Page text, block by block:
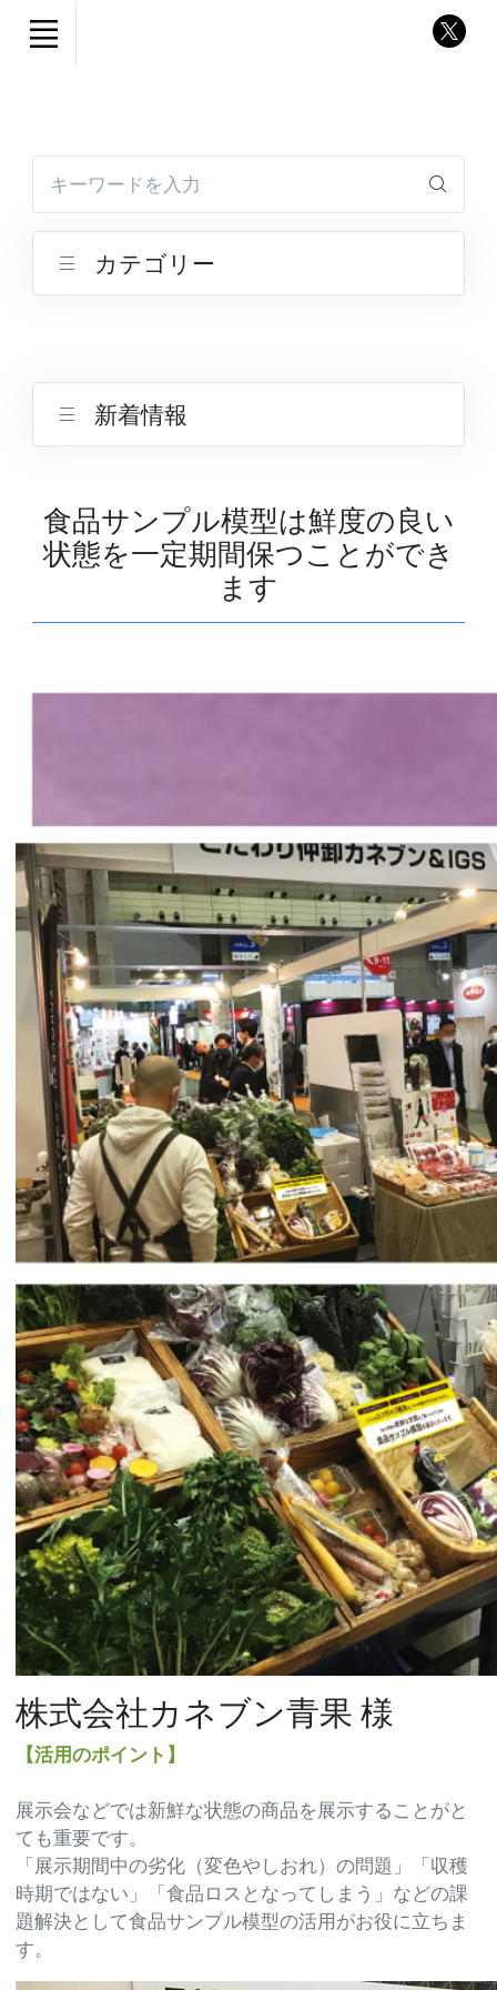
食品サンプル模型は鮮度の良い
状態を一定期間保つことができ
ます
株式会社カネブン青果 様
【活用のポイント】
展示会などでは新鮮な状態の商品を展示することがと
ても重要です。
「展示期間中の劣化（変色やしおれ）の問題」「収穫
時期ではない」「食品ロスとなってしまう」などの課
題解決として食品サンプル模型の活用がお役に立ちま
す。
キーワードを入力
カテゴリー
新着情報